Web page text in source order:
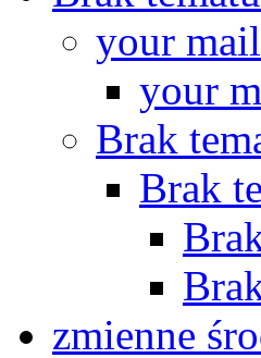
your mail
your
Brak
Brak
zmienne